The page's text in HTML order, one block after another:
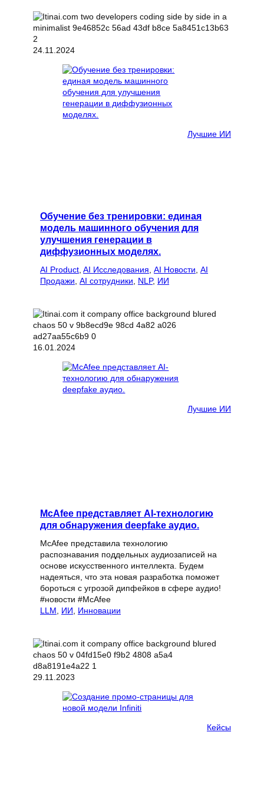
24.11.2024
Лучшие ИИ
Обучение без тренировки: единая
модель машинного обучения для
улучшения генерации в
диффузионных моделях.
AI Product AI Исследования AI Новости AI
Продажи AI сотрудники NLP, ИИ
16.01.2024
Лучшие ИИ
McAfee представляет AI-технологию
для обнаружения deepfake аудио.
McAfee представила технологию
распознавания поддельных аудиозаписей на
основе искусственного интеллекта. Будем
надеяться, что эта новая разработка поможет
бороться с угрозой дипфейков в сфере аудио!
#новости #McAfee
LLM
ИИ Инновации
29.11.2023
Кейсы